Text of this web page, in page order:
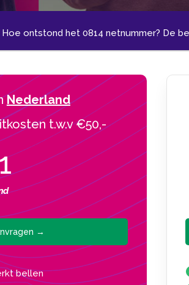
Hoe ontstond het 0814 netnummer? De
Nederland
t.w.v €50,-
→
bellen